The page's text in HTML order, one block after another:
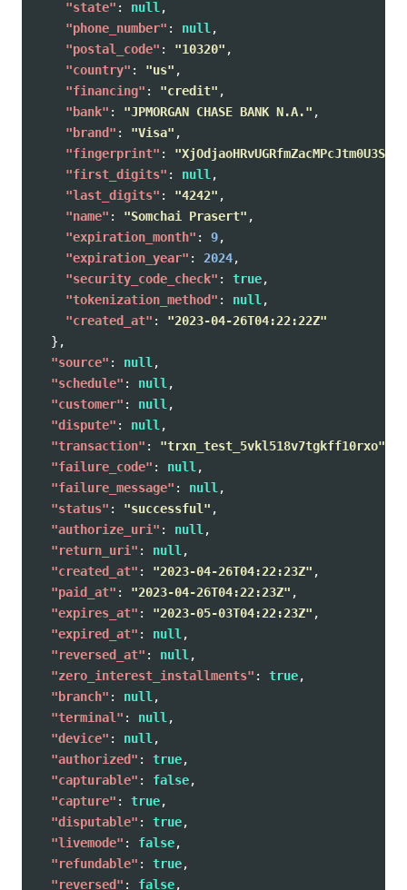
"state" : null ,
"phone_number" : null ,
"postal_code" : "10320" ,
"country" : "us" ,
"financing" : "credit" ,
"bank" : "JPMORGAN CHASE BANK N.A." ,
"brand" : "Visa" ,
"fingerprint" :
"first_digits" : null ,
"last_digits" : "4242" ,
"name" : "Somchai Prasert" ,
"expiration_month" : 9,
"expiration_year" : 2024,
"security_code_check" : true,
"tokenization_method" : null ,
"created_at" :
"2023-04-26T04:22:22Z"
},
"source" : null ,
"schedule" : null ,
"customer" : null ,
"dispute" : null ,
"transaction" : "trxn_test_5vkl518v7tgkff10rxo"
"failure_code" : null ,
"failure_message" : null ,
"status" : "successful" ,
"authorize_uri" : null ,
"return_uri" : null ,
"created_at" : "2023-04-26T04:22:23Z" ,
"paid_at" : "2023-04-26T04:22:23Z" ,
"expires_at" : "2023-05-03T04:22:23Z" ,
"expired_at" : null ,
"reversed_at" : null ,
"zero_interest_installments" : true,
"branch" : null ,
"terminal" : null ,
"device" : null ,
"authorized" : true,
"capturable" : false,
"capture" : true,
"disputable" : true,
"livemode" : false,
"refundable" : true,
"reversed" : false,